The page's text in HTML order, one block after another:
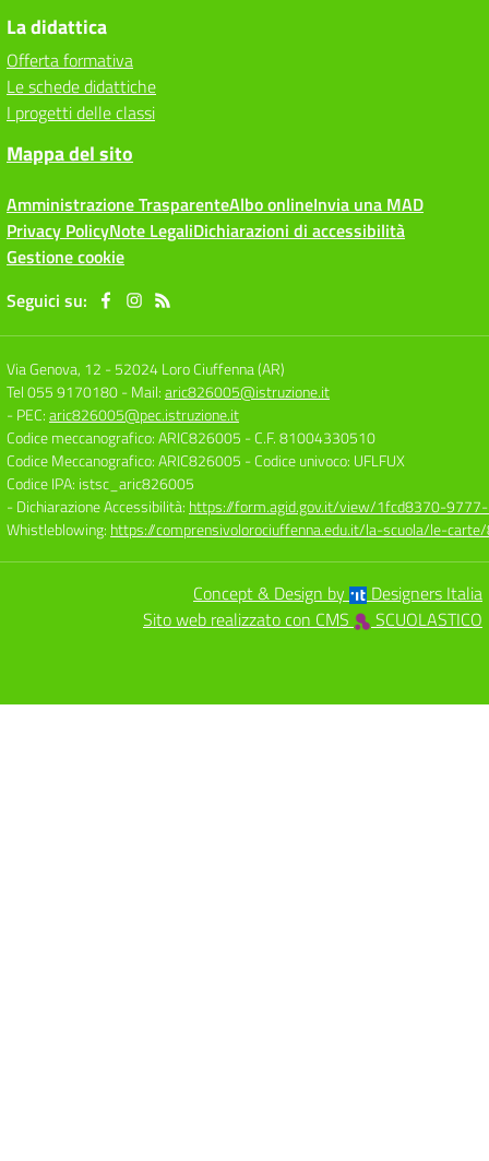
La didattica
Offerta formativa
Le schede didattiche
I progetti delle classi
Mappa del sito
Amministrazione TrasparenteAlbo onlineInvia una MAD
Privacy PolicyNote LegaliDichiarazioni di accessibilità
Gestione cookie
Seguici su:
Via Genova, 12 -52024 Loro Ciuffenna (AR)
Tel 055 9170180- Mail:aric826005@istruzione.it
- PEC:aric826005@pec.istruzione.it
Codice meccanografico: ARIC826005 - C.F. 81004330510
Codice Meccanografico: ARIC826005 - Codice univoco: UFLFUX
Codice IPA: istsc_aric826005
- Dichiarazione Accessibilità: https://form.agid.gov.it/view/1fcd8370-
Whistleblowing: https://comprensivolorociuffenna.edu.it/la-scuola/le-
Concept & Design by
Designers Italia
Sito web realizzato con CMS
SCUOLASTICO